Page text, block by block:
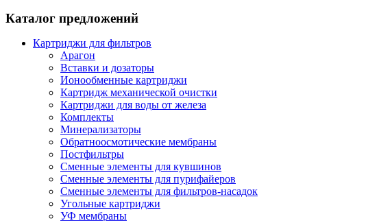
Каталог предложений
Картриджи для фильтров
Арагон
Вставки и дозаторы
Ионообменные картриджи
Картридж механической очистки
Картриджи для воды от железа
Комплекты
Минерализаторы
Обратноосмотические мембраны
Постфильтры
Сменные элементы для кувшинов
Сменные элементы для пурифайеров
Сменные элементы для фильтров-насадок
Угольные картриджи
УФ мембраны